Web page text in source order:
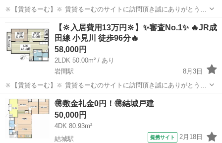
🔆【賃貸るーむ】🔆 賃貸るーむのサイトに訪問頂き誠にありがとうご
ざいます🙇 当社では、どこよりも安く入居できる不動産屋を目指し 活
動しております。 ✨コンセプト✨ 1，お客様ご自身で...
下館駅 一戸建て 物件
【🔆入居費用13万円🔆】✨審査No.1✨ 🔥JR成
田線 小見川 徒歩96分🔥
58,000円
2LDK 50.00m² / あり
岩間駅
8月3日
🔆【賃貸るーむ】🔆 賃貸るーむのサイトに訪問頂き誠にありがとうご
ざいます🙇 当社では、どこよりも安く入居できる不動産屋を目指し 活
動しております。 ✨コンセプト✨ 1，お客様ご自身で...
茨城 神栖市 岩間駅 一戸建て 物件
🉐敷金礼金0円！🉐結城戸建
50,000円
4DK 80.93m²
結城駅
提携サイト 2月18日